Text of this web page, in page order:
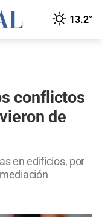
13.2°
conflictos
de
en edificios, por